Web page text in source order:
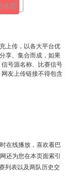
体育
上传，以各大平台优
享、集合而成，如果
号源名称、比赛信号
友上传链接不得包含
在线播放，喜欢看巴
还为您在本页面索引
列表以及两队历史交